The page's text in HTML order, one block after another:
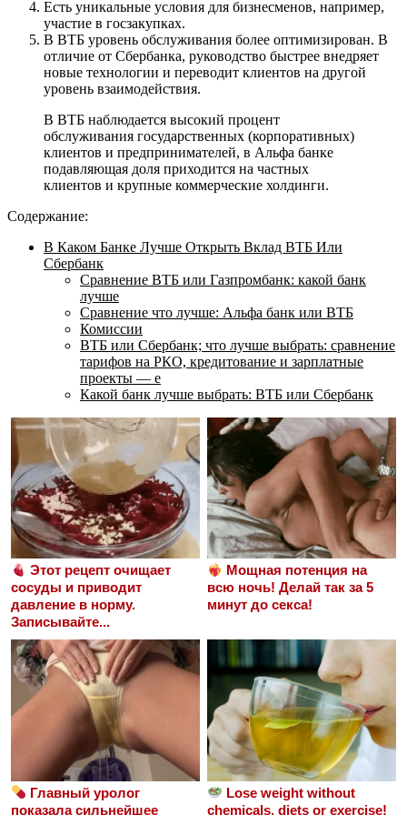
Есть уникальные условия для бизнесменов, например,
участие в госзакупках.
В ВТБ уровень обслуживания более оптимизирован. В
отличие от Сбербанка, руководство быстрее внедряет
новые технологии и переводит клиентов на другой
уровень взаимодействия.
В ВТБ наблюдается высокий процент
обслуживания государственных (корпоративных)
клиентов и предпринимателей, в Альфа банке
подавляющая доля приходится на частных
клиентов и крупные коммерческие холдинги.
Содержание:
В Каком Банке Лучше Открыть Вклад ВТБ Или
Сбербанк
Сравнение ВТБ или Газпромбанк: какой банк
лучше
Сравнение что лучше: Альфа банк или ВТБ
Комиссии
ВТБ или Сбербанк; что лучше выбрать: сравнение
тарифов на РКО, кредитование и зарплатные
проекты — e
Какой банк лучше выбрать: ВТБ или Сбербанк
Этот рецепт очищает
сосуды и приводит
давление в норму.
Записывайте...
Мощная потенция на
всю ночь! Делай так за 5
минут до секса!
Главный уролог
показала сильнейшее
Lose weight without
chemicals, diets or exercise!